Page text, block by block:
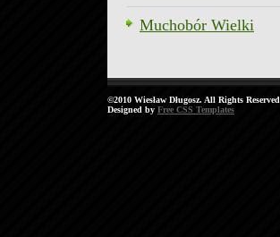
Muchobór Wielki
©2010 Wiesław Długosz. All Rights Reserved
Designed by Free CSS Templates